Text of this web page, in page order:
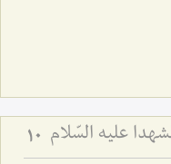
علیه السّلام 10